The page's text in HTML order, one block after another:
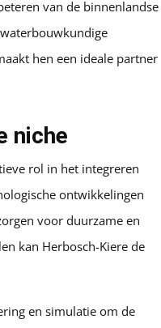
van de binnenlandse
hen een ideale partner
niche
rol in het integreren
ontwikkelingen
voor duurzame en
kan Herbosch-Kiere de
en simulatie om de